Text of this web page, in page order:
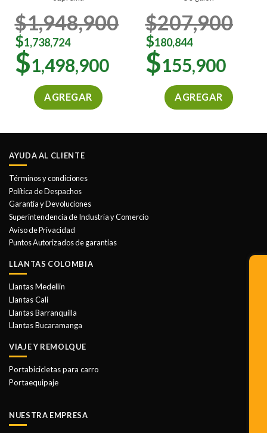
$1,948,900
$1,738,724
$1,498,900
AGREGAR
$207,900
$180,844
$155,900
AGREGAR
AYUDA AL CLIENTE
Términos y condiciones
Política de Despachos
Garantía y Devoluciones
Superintendencia de Industria y Comercio
Aviso de Privacidad
Puntos Autorizados de garantias
LLANTAS COLOMBIA
Llantas Medellin
Llantas Cali
Llantas Barranquilla
Llantas Bucaramanga
VIAJE Y REMOLQUE
Portabicicletas para carro
Portaequipaje
NUESTRA EMPRESA